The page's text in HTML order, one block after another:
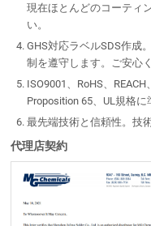
現在ほとんどのコーティ
い。
GHS対応ラベルSDS作成
制を遵守します。ご安心
ISO9001、RoHS、
Proposition 65、UL規格に
最先端技術と信頼性。技
代理店契約